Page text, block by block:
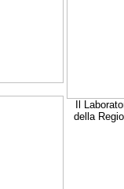
Il
della